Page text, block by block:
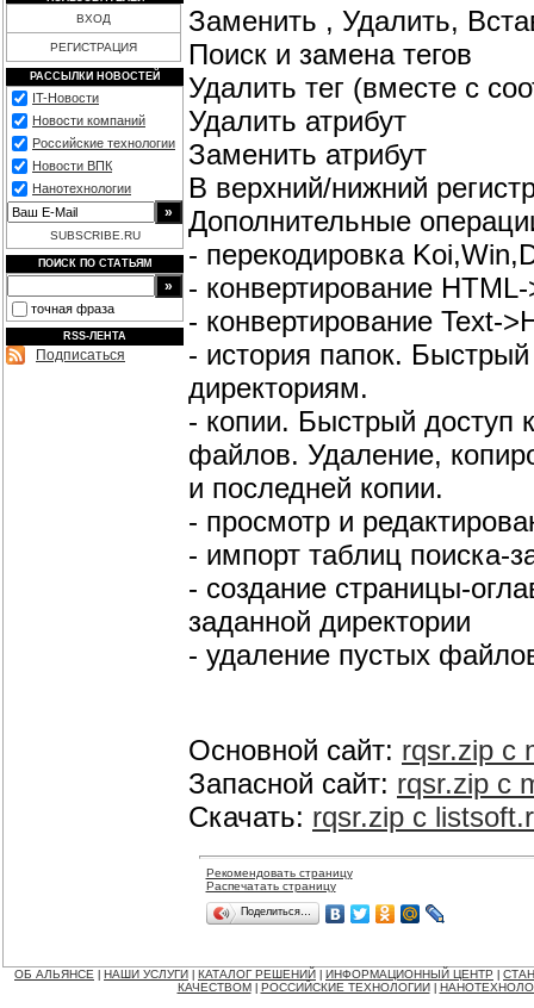
ВХОД
РЕГИСТРАЦИЯ
РАССЫЛКИ НОВОСТЕЙ
IT-Новости
Новости компаний
Российские технологии
Новости ВПК
Нанотехнологии
SUBSCRIBE.RU
ПОИСК ПО СТАТЬЯМ
точная фраза
RSS-ЛЕНТА
Подписаться
Заменить , Удалить,
Поиск и замена тегов
Удалить тег (вместе с
Удалить атрибут
Заменить атрибут
В верхний/нижний
Дополнительные
- перекодировка
- конвертирование
- конвертирование Text-
- история папок.
директориям.
- копии. Быстрый доступ
файлов. Удаление,
и последней копии.
- просмотр и
- импорт таблиц поиска-
- создание страницы-
заданной директории
- удаление пустых
Основной сайт: rqsr.zip с
Запасной сайт: rqsr.zip с
Скачать: rqsr.zip с
Рекомендовать страницу
Распечатать страницу
Поделиться…
ОБ АЛЬЯНСЕ НАШИ УСЛУГИ КАТАЛОГ РЕШЕНИЙ ИНФОРМАЦИОННЫЙ ЦЕНТР
КАЧЕСТВОМ
РОССИЙСКИЕ ТЕХНОЛОГИИ